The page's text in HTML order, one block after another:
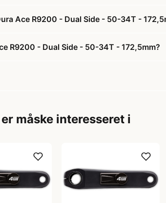
Ace R9200 - Dual Side - 50-34T -
R9200 - Dual Side - 50-34T - 172,5mm?
er måske interesseret i